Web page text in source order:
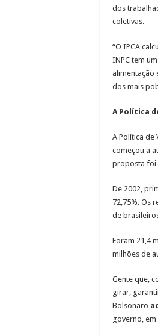
dos
coletivas.
“O IPCA
INPC tem
alimentação
dos mais
A Política
A Política de
começou a
proposta foi
De 2002,
72,75%. Os
de
Foram 21,4
milhões de
Gente que,
girar,
Bolsonaro
governo, em